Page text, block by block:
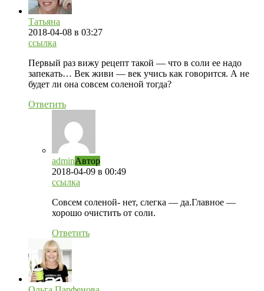
Татьяна
2018-04-08 в 03:27
ссылка
Первый раз вижу рецепт такой — что в соли ее надо
запекать… Век живи — век учись как говорится. А не
будет ли она совсем соленой тогда?
Ответить
adminАвтор
2018-04-09 в 00:49
ссылка
Совсем соленой- нет, слегка — да.Главное —
хорошо очистить от соли.
Ответить